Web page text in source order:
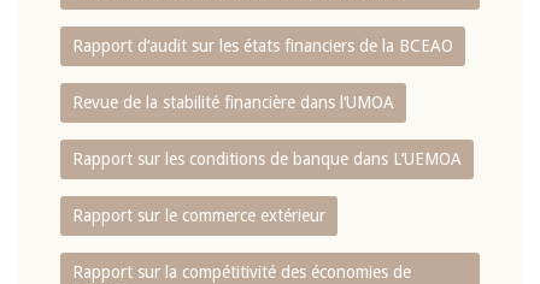
Rapport d‘audit sur les états financiers de la BCEAO
Revue de la stabilité financière dans l‘UMOA
Rapport sur les conditions de banque dans L‘UEMOA
Rapport sur le commerce extérieur
Rapport sur la compétitivité des économies de